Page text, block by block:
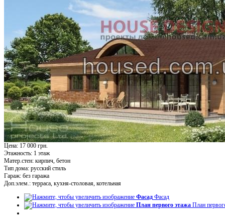
Цена: 17 000 грн.
Этажность: 1 этаж
Матер.стен: кирпич, бетон
Тип дома: русский стиль
Гараж: без гаража
Доп.элем.: терраса, кухня-столовая, котельная
Фасад Фасад
План первого этажа План